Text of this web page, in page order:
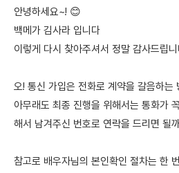
안녕하세요~! 😊
백메가 김사라 입니다
이렇게 다시 찾아주셔서 정말 감사드립
오! 통신 가입은 전화로 계약을 갈음하는
아무래도 최종 진행을 위해서는 통화가
해서 남겨주신 번호로 연락을 드리면 될
참고로 배우자님의 본인확인 절차는 한